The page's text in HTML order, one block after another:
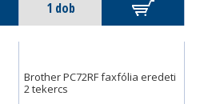
Brother PC72RF faxfólia eredeti
2 tekercs